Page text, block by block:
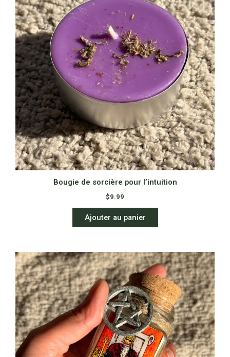
Bougie de sorcière pour l’intuition
$9.99
Ajouter au panier